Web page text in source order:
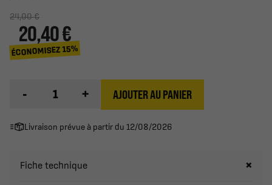
24,00 €
20,40 €
ÉCONOMISEZ 15%
- + AJOUTER AU PANIER
Livraison prévue à partir du 12/08/2026
Fiche technique